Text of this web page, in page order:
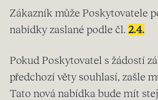
Zákazník může Poskytovatele
nabídky zaslané podle čl. 2.4.
Pokud Poskytovatel s žádostí
předchozí věty souhlasí, zašle
Tato nová nabídka bude mít